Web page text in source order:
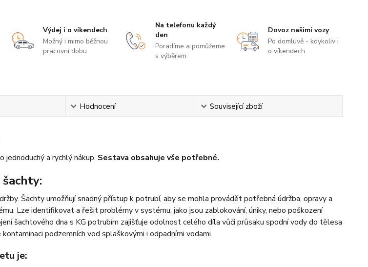
Výdej i o víkendech
Možný i mimo běžnou
pracovní dobu
Na telefonu každý
den
Poradíme a pomůžeme
s výběrem
Dovoz našimi vozy
Po domluvě - kdykoliv i
o víkendech
Hodnocení Související zboží
jednoduchý a rychlý nákup. Sestava obsahuje vše potřebné.
Šachty umožňují snadný přístup k potrubí, aby se mohla provádět potřebná údržba, opravy a
Lze identifikovat a řešit problémy v systému, jako jsou zablokování, úniky, nebo poškození
šachtového dna s KG potrubím zajišťuje odolnost celého díla vůči průsaku spodní vody do tělesa
podzemních vod splaškovými i odpadními vodami.
je: